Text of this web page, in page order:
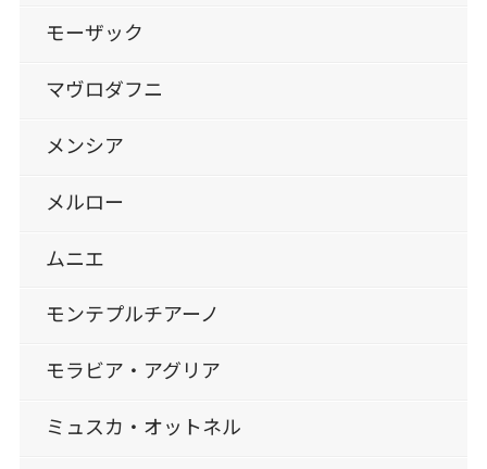
モーザック
マヴロダフニ
メンシア
メルロー
ムニエ
モンテプルチアーノ
モラビア・アグリア
ミュスカ・オットネル